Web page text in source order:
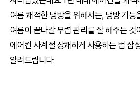
여름 쾌적한 냉방을 위해서는, 냉방 기능
여름이 끝나갈 무렵 관리를 잘 해주는 것
에어컨 사계절 상쾌하게 사용하는 법 삼
알려드립니다.